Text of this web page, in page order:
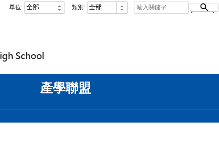
FB | 登入
產學聯盟
單位: 類別: